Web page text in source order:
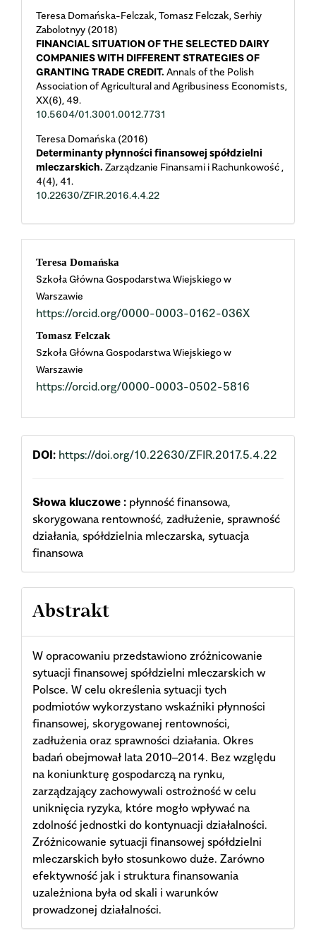
Teresa Domańska-Felczak, Tomasz Felczak, Serhiy
Zabolotnyy (2018)
FINANCIAL SITUATION OF THE SELECTED DAIRY
COMPANIES WITH DIFFERENT STRATEGIES OF
GRANTING TRADE CREDIT. Annals of the Polish
Association of Agricultural and Agribusiness Economists,
XX(6),49.
10.5604/01.3001.0012.7731
Teresa Domańska (2016)
Determinanty płynności finansowej spółdzielni
mleczarskich. Zarządzanie Finansami i Rachunkowość ,
4(4),41.
10.22630/ZFIR.2016.4.4.22
Main
Article
Content
Teresa Domańska
Szkoła Główna Gospodarstwa Wiejskiego w
Warszawie
https://orcid.org/0000-0003-0162-036X
Tomasz Felczak
Szkoła Główna Gospodarstwa Wiejskiego w
Warszawie
https://orcid.org/0000-0003-0502-5816
DOI: https://doi.org/10.22630/ZFIR.2017.5.4.22
Słowa kluczowe : płynność finansowa,
skorygowana rentowność, zadłużenie, sprawność
działania, spółdzielnia mleczarska, sytuacja
finansowa
Abstrakt
W opracowaniu przedstawiono zróżnicowanie
sytuacji finansowej spółdzielni mleczarskich w
Polsce. W celu określenia sytuacji tych
podmiotów wykorzystano wskaźniki płynności
finansowej, skorygowanej rentowności,
zadłużenia oraz sprawności działania. Okres
badań obejmował lata 2010–2014. Bez względu
na koniunkturę gospodarczą na rynku,
zarządzający zachowywali ostrożność w celu
uniknięcia ryzyka, które mogło wpływać na
zdolność jednostki do kontynuacji działalności.
Zróżnicowanie sytuacji finansowej spółdzielni
mleczarskich było stosunkowo duże. Zarówno
efektywność jak i struktura finansowania
uzależniona była od skali i warunków
prowadzonej działalności.